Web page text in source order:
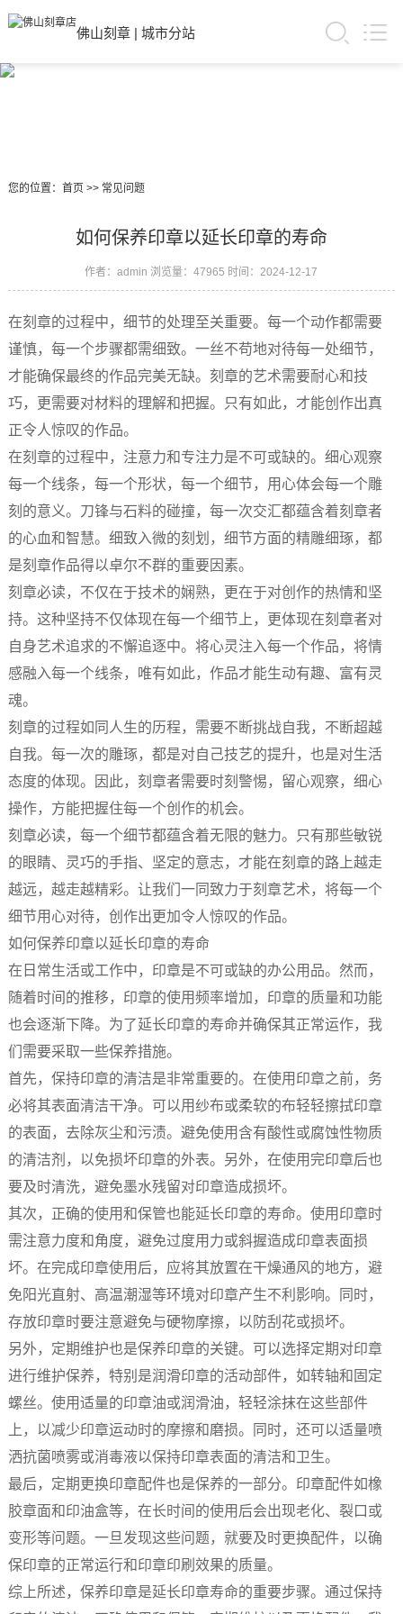
佛山刻章| 城市分站
您的位置： 首页 >> 常见问题
如何保养印章以延长印章的寿命
作者：admin 浏览量：47965 时间：2024-12-17
在刻章的过程中，细节的处理至关重要。每一个动作都需要
谨慎，每一个步骤都需细致。一丝不苟地对待每一处细节，
才能确保最终的作品完美无缺。刻章的艺术需要耐心和技
巧，更需要对材料的理解和把握。只有如此，才能创作出真
正令人惊叹的作品。
在刻章的过程中，注意力和专注力是不可或缺的。细心观察
每一个线条，每一个形状，每一个细节，用心体会每一个雕
刻的意义。刀锋与石料的碰撞，每一次交汇都蕴含着刻章者
的心血和智慧。细致入微的刻划，细节方面的精雕细琢，都
是刻章作品得以卓尔不群的重要因素。
刻章必读，不仅在于技术的娴熟，更在于对创作的热情和坚
持。这种坚持不仅体现在每一个细节上，更体现在刻章者对
自身艺术追求的不懈追逐中。将心灵注入每一个作品，将情
感融入每一个线条，唯有如此，作品才能生动有趣、富有灵
魂。
刻章的过程如同人生的历程，需要不断挑战自我，不断超越
自我。每一次的雕琢，都是对自己技艺的提升，也是对生活
态度的体现。因此，刻章者需要时刻警惕，留心观察，细心
操作，方能把握住每一个创作的机会。
刻章必读，每一个细节都蕴含着无限的魅力。只有那些敏锐
的眼睛、灵巧的手指、坚定的意志，才能在刻章的路上越走
越远，越走越精彩。让我们一同致力于刻章艺术，将每一个
细节用心对待，创作出更加令人惊叹的作品。
如何保养印章以延长印章的寿命
在日常生活或工作中，印章是不可或缺的办公用品。然而，
随着时间的推移，印章的使用频率增加，印章的质量和功能
也会逐渐下降。为了延长印章的寿命并确保其正常运作，我
们需要采取一些保养措施。
首先，保持印章的清洁是非常重要的。在使用印章之前，务
必将其表面清洁干净。可以用纱布或柔软的布轻轻擦拭印章
的表面，去除灰尘和污渍。避免使用含有酸性或腐蚀性物质
的清洁剂，以免损坏印章的外表。另外，在使用完印章后也
要及时清洗，避免墨水残留对印章造成损坏。
其次，正确的使用和保管也能延长印章的寿命。使用印章时
需注意力度和角度，避免过度用力或斜握造成印章表面损
坏。在完成印章使用后，应将其放置在干燥通风的地方，避
免阳光直射、高温潮湿等环境对印章产生不利影响。同时，
存放印章时要注意避免与硬物摩擦，以防刮花或损坏。
另外，定期维护也是保养印章的关键。可以选择定期对印章
进行维护保养，特别是润滑印章的活动部件，如转轴和固定
螺丝。使用适量的印章油或润滑油，轻轻涂抹在这些部件
上，以减少印章运动时的摩擦和磨损。同时，还可以适量喷
洒抗菌喷雾或消毒液以保持印章表面的清洁和卫生。
最后，定期更换印章配件也是保养的一部分。印章配件如橡
胶章面和印油盒等，在长时间的使用后会出现老化、裂口或
变形等问题。一旦发现这些问题，就要及时更换配件，以确
保印章的正常运行和印章印刷效果的质量。
综上所述，保养印章是延长印章寿命的重要步骤。通过保持